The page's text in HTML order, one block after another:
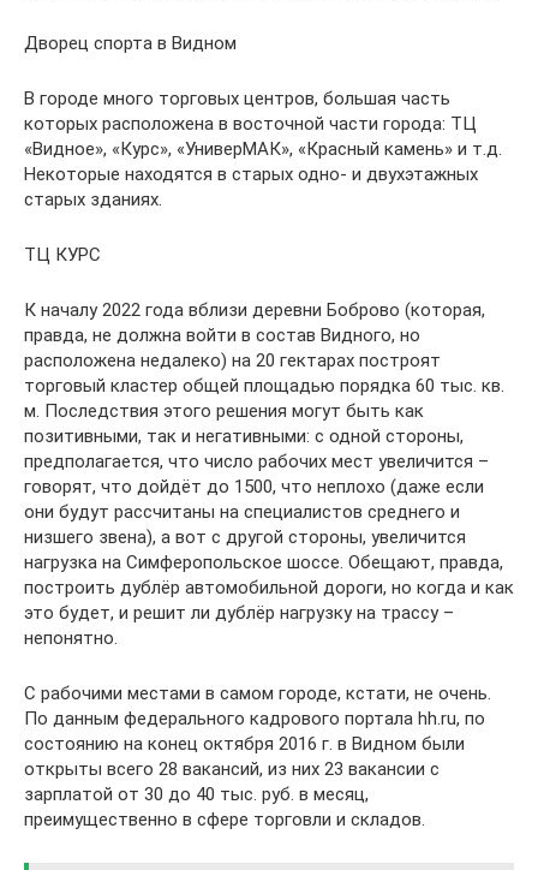
Дворец спорта в Видном
В городе много торговых центров, большая часть
которых расположена в восточной части города: ТЦ
«Видное», «Курс», «УниверМАК», «Красный камень» и т.д.
Некоторые находятся в старых одно- и двухэтажных
старых зданиях.
ТЦ КУРС
К началу 2022 года вблизи деревни Боброво (которая,
правда, не должна войти в состав Видного, но
расположена недалеко) на 20 гектарах построят
торговый кластер общей площадью порядка 60 тыс. кв.
м. Последствия этого решения могут быть как
позитивными, так и негативными: с одной стороны,
предполагается, что число рабочих мест увеличится –
говорят, что дойдёт до 1500, что неплохо (даже если
они будут рассчитаны на специалистов среднего и
низшего звена), а вот с другой стороны, увеличится
нагрузка на Симферопольское шоссе. Обещают, правда,
построить дублёр автомобильной дороги, но когда и как
это будет, и решит ли дублёр нагрузку на трассу –
непонятно.
С рабочими местами в самом городе, кстати, не очень.
По данным федерального кадрового портала hh.ru, по
состоянию на конец октября 2016 г. в Видном были
открыты всего 28 вакансий, из них 23 вакансии с
зарплатой от 30 до 40 тыс. руб. в месяц,
преимущественно в сфере торговли и складов.